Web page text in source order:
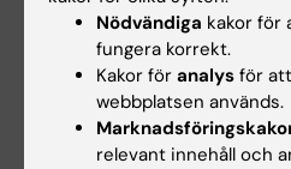
Tsilingaridis G
Alla övriga
DOCTORAL THESIS:2026
Nödvändiga kakor för
fungera korrekt.
Kakor för analys för
webbplatsen används.
relevant innehåll och